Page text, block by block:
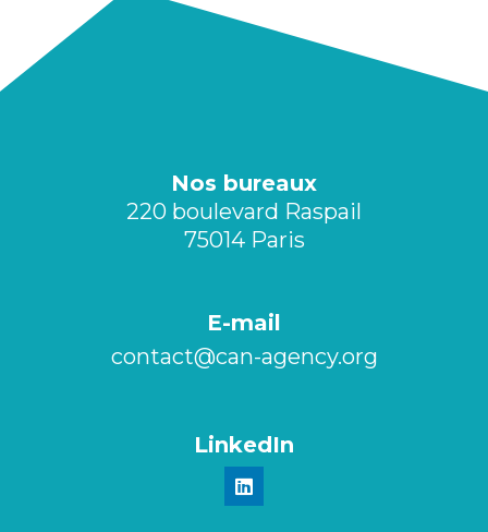
Nos bureaux
220 boulevard Raspail
75014 Paris
E-mail
contact@can-agency.org​
LinkedIn